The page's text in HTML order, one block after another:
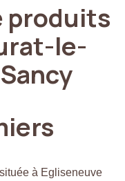
produits
le-
Sancy
à Egliseneuve